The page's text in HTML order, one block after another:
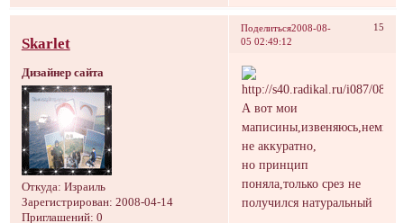
Поделиться 15
2008-08-
05 02:49:12
Skarlet
Дизайнер сайта
Откуда: Израиль
Зарегистрирован: 2008-04-14
Приглашений: 0
А вот мои
не аккуратно,
но принцип
поняла,только срез не
получился натуральный